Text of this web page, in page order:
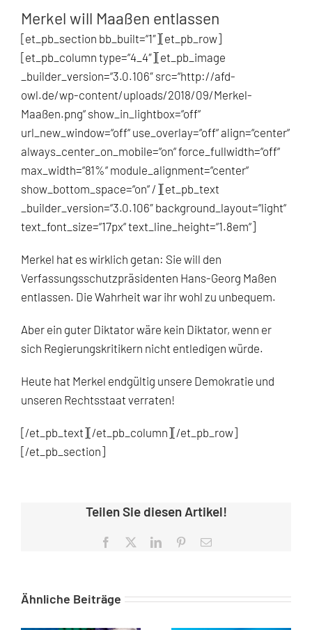
Merkel will Maaßen entlassen
[et_pb_section bb_built=“1″][et_pb_row]
[et_pb_column type=“4_4″][et_pb_image
_builder_version=“3.0.106″ src=“http://afd-
owl.de/wp-content/uploads/2018/09/Merkel-
Maaßen.png“ show_in_lightbox=“off“
url_new_window=“off“ use_overlay=“off“ align=“center“
always_center_on_mobile=“on“ force_fullwidth=“off“
max_width=“81%“ module_alignment=“center“
show_bottom_space=“on“ /][et_pb_text
_builder_version=“3.0.106″ background_layout=“light“
text_font_size=“17px“ text_line_height=“1.8em“]
Merkel hat es wirklich getan: Sie will den
Verfassungsschutzpräsidenten Hans-Georg Maßen
entlassen. Die Wahrheit war ihr wohl zu unbequem.
Aber ein guter Diktator wäre kein Diktator, wenn er
sich Regierungskritikern nicht entledigen würde.
Heute hat Merkel endgültig unsere Demokratie und
unseren Rechtsstaat verraten!
[/et_pb_text][/et_pb_column][/et_pb_row]
[/et_pb_section]
Teilen Sie diesen Artikel!
Facebook LinkedInPinterest
E-
Ähnliche Beiträge